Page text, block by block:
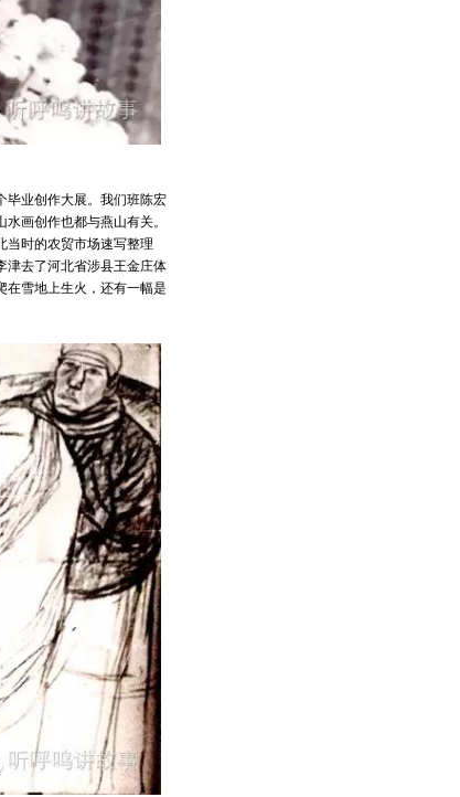
毕业创作大展。我们班陈宏
画创作也都与燕山有关。
当时的农贸市场速写整理
津去了河北省涉县王金庄体
在雪地上生火，还有一幅是